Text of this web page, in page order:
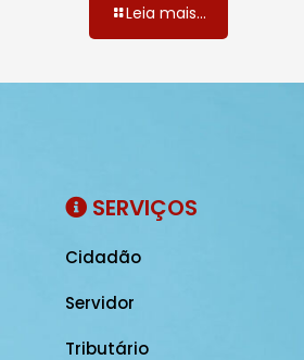
Leia mais...
SERVIÇOS
Cidadão
Servidor
Tributário